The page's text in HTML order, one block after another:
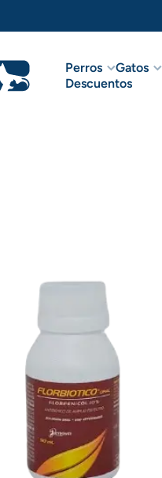
Perros Gatos
Descuentos